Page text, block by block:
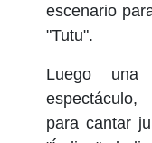
escenario
"Tutu".
Luego
para cantar